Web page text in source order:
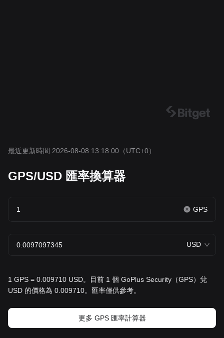
最近更新時間 2026-08-08 13:18:00 （UTC+0）
GPS/USD 匯率換算器
GPS
USD
1 GPS = 0.009710 USD。目前 1 個 GoPlus Security（GPS）兌
USD 的價格為 0.009710。匯率僅供參考。
更多 GPS 匯率計算器